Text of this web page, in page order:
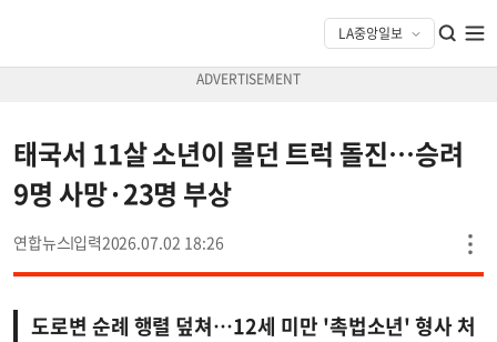
태국서 11살 소년이 몰던 트럭 돌진…승려
9명 사망·23명 부상
연합뉴스 2026.07.02 18:26
도로변 순례 행렬 덮쳐…12세 미만 '촉법소년' 형사 처